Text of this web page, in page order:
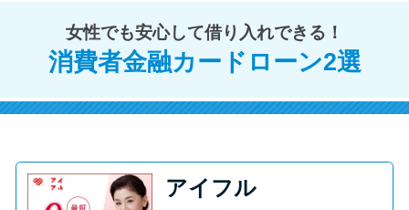
年収が低い＆他社借入があると
を分析
みずほ銀行カードローンの問い
合わせ先とシーン別の問い合わ
女性でも安心して借り入れできる！
消費者金融カードローン2選
アイフル